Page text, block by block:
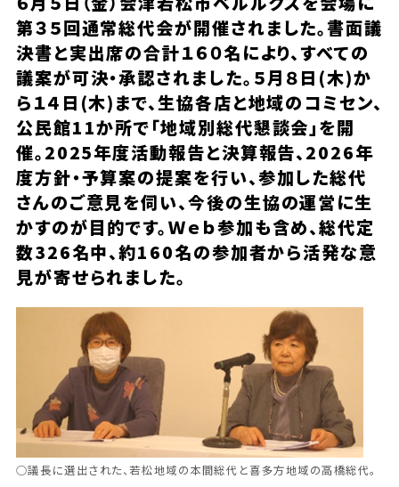
第３５回通常総代会が開催されました。書面議
決書と実出席の合計１６０名により、すべての
議案が可決・承認されました。５月８日(木)か
ら１４日(木)まで、生協各店と地域のコミセン、
公民館11か所で「地域別総代懇談会」を開
催。2025年度活動報告と決算報告、2026年
度方針・予算案の提案を行い、参加した総代
さんのご意見を伺い、今後の生協の運営に生
かすのが目的です。Ｗｅｂ参加も含め、総代定
数326名中、約160名の参加者から活発な意
見が寄せられました。
○議長に選出された、若松地域の本間総代と喜多方地域の高橋総代。